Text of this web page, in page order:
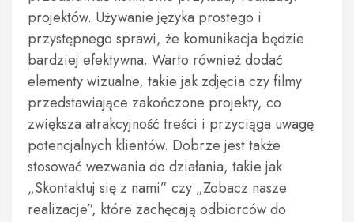
projektów. Używanie języka prostego i
przystępnego sprawi, że komunikacja będzie
bardziej efektywna. Warto również dodać
elementy wizualne, takie jak zdjęcia czy filmy
przedstawiające zakończone projekty, co
zwiększa atrakcyjność treści i przyciąga uwagę
potencjalnych klientów. Dobrze jest także
stosować wezwania do działania, takie jak
„Skontaktuj się z nami” czy „Zobacz nasze
realizacje”, które zachęcają odbiorców do